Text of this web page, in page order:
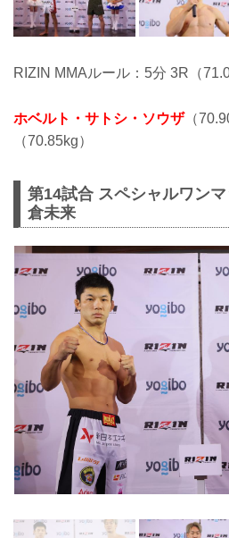
RIZIN MMAルール：5分 3R（
ホベルト・サトシ・ソウザ（
（70.85kg）
第14試合 スペシャルワン
倉未来